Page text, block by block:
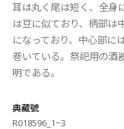
耳は丸く尾は短く、全身
は豆に似ており、柄部は
になっており、中心部に
巻いている。祭祀用の酒
明である。
典藏號
R018596_1~3